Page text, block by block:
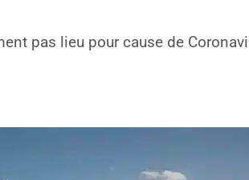
pas lieu pour cause de